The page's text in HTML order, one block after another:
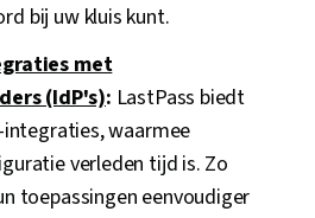
bij uw kluis kunt.
met
(IdP's): LastPass biedt
waarmee
verleden tijd is. Zo
toepassingen eenvoudiger